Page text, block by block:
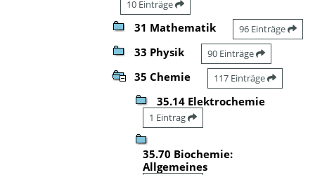
10 Einträge
31 Mathematik 96 Einträge
33 Physik 90 Einträge
35 Chemie 117 Einträge
35.14 Elektrochemie
1 Eintrag
35.70 Biochemie:
Allgemeines